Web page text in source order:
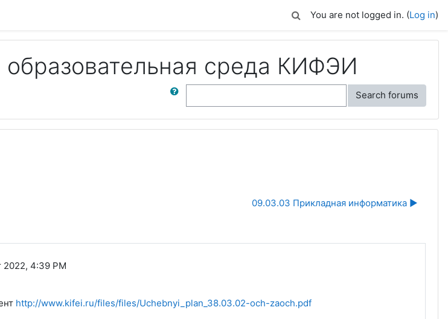
You are not logged in. (Log in)
среда КИФЭИ
Search forums
09.03.03 Прикладная информатика ▶︎
2022, 4:39 PM
http://www.kifei.ru/files/files/Uchebnyi_plan_38.03.02-och-zaoch.pdf